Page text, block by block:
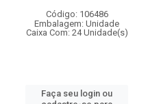
Código: 106486
Embalagem: Unidade
Caixa Com: 24 Unidade(s)
Faça seu login ou